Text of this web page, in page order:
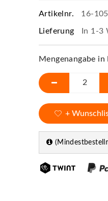
Artikelnr. 16-
Lieferung In 1-3
Mengenangabe
+